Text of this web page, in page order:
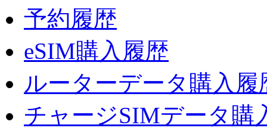
予約履歴
eSIM購入履歴
ルーターデータ購入履
チャージSIMデータ購